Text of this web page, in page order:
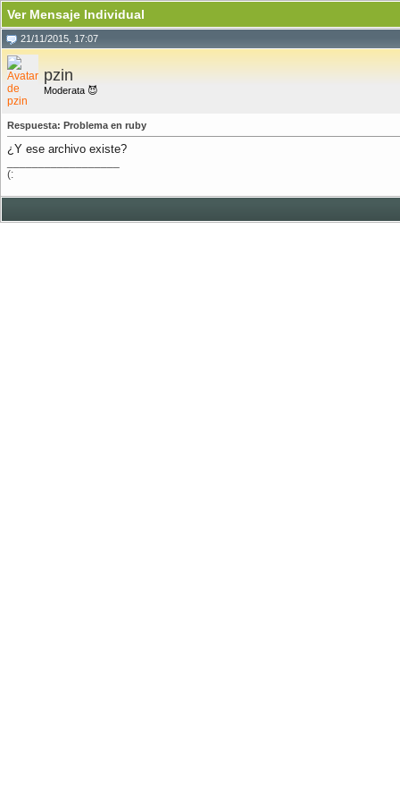
Ver Mensaje Individual
21/11/2015, 17:07
pzin
Moderata 😈
Respuesta: Problema en ruby
¿Y ese archivo existe?
(: